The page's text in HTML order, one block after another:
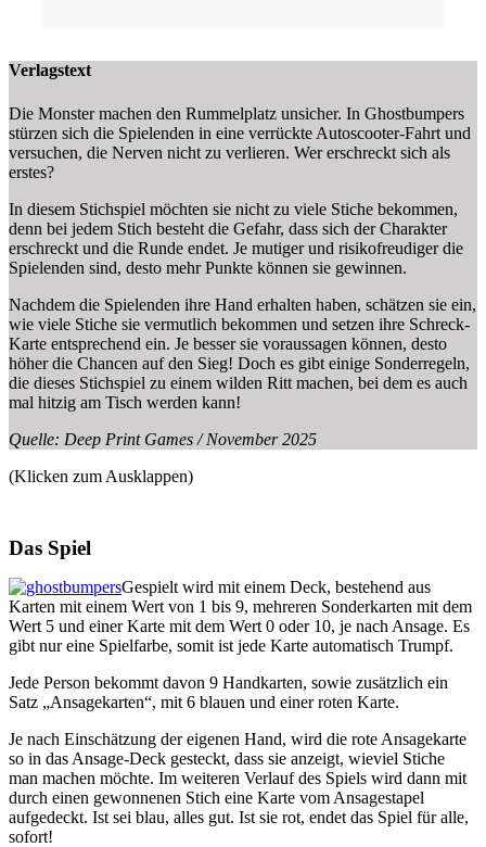
Verlagstext
Die Monster machen den Rummelplatz unsicher. In Ghostbumpers
stürzen sich die Spielenden in eine verrückte Autoscooter-Fahrt und
versuchen, die Nerven nicht zu verlieren. Wer erschreckt sich als
erstes?
In diesem Stichspiel möchten sie nicht zu viele Stiche bekommen,
denn bei jedem Stich besteht die Gefahr, dass sich der Charakter
erschreckt und die Runde endet. Je mutiger und risikofreudiger die
Spielenden sind, desto mehr Punkte können sie gewinnen.
Nachdem die Spielenden ihre Hand erhalten haben, schätzen sie ein,
wie viele Stiche sie vermutlich bekommen und setzen ihre Schreck-
Karte entsprechend ein. Je besser sie voraussagen können, desto
höher die Chancen auf den Sieg! Doch es gibt einige Sonderregeln,
die dieses Stichspiel zu einem wilden Ritt machen, bei dem es auch
mal hitzig am Tisch werden kann!
Quelle: Deep Print Games / November 2025
(Klicken zum Ausklappen)
Das Spiel
Gespielt wird mit einem Deck, bestehend aus
Karten mit einem Wert von 1 bis 9, mehreren Sonderkarten mit dem
Wert 5 und einer Karte mit dem Wert 0 oder 10, je nach Ansage. Es
gibt nur eine Spielfarbe, somit ist jede Karte automatisch Trumpf.
Jede Person bekommt davon 9 Handkarten, sowie zusätzlich ein
Satz „Ansagekarten“, mit 6 blauen und einer roten Karte.
Je nach Einschätzung der eigenen Hand, wird die rote Ansagekarte
so in das Ansage-Deck gesteckt, dass sie anzeigt, wieviel Stiche
man machen möchte. Im weiteren Verlauf des Spiels wird dann mit
durch einen gewonnenen Stich eine Karte vom Ansagestapel
aufgedeckt. Ist sei blau, alles gut. Ist sie rot, endet das Spiel für alle,
sofort!